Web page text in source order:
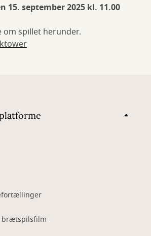
15. september 2025 kl. 11.00
spillet herunder.
brætspilsfilm